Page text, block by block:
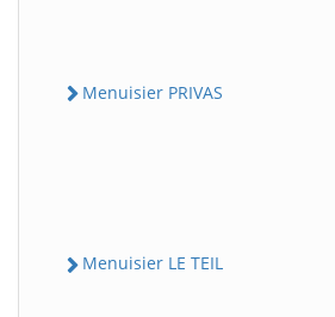
Menuisier PRIVAS
Menuisier LE TEIL